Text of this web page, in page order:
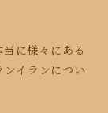
当に様々にある
イランについ